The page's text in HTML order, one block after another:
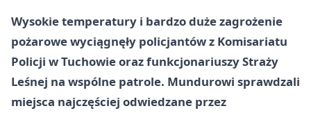
Wysokie temperatury i bardzo duże zagrożenie
pożarowe wyciągnęły policjantów z Komisariatu
Policji w Tuchowie oraz funkcjonariuszy Straży
Leśnej na wspólne patrole. Mundurowi sprawdzali
miejsca najczęściej odwiedzane przez